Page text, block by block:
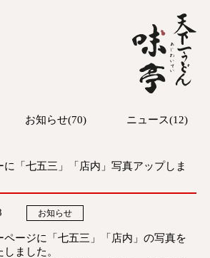
お知らせ(70) ニュース(12)
に「七五三」「店内」写真アップしま
お知らせ
ページに「七五三」「店内」の写真を
ました。